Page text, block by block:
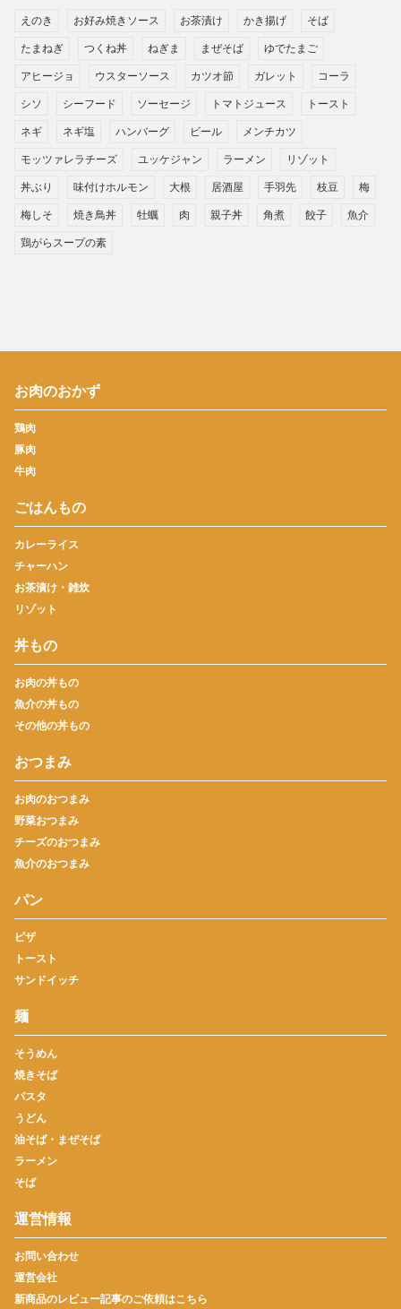
えのき お好み焼きソース お茶漬け かき揚げ そば
たまねぎ つくね丼 ねぎま まぜそば ゆでたまご
アヒージョ ウスターソース カツオ節 ガレット コーラ
シソ シーフード ソーセージ トマトジュース トースト
ネギ ネギ塩 ハンバーグ ビール メンチカツ
モッツァレラチーズ ユッケジャン ラーメン リゾット
丼ぶり 味付けホルモン 大根 居酒屋 手羽先 枝豆 梅
梅しそ 焼き鳥丼 牡蠣 肉 親子丼 角煮 餃子 魚介
鶏がらスープの素
お肉のおかず
鶏肉
豚肉
牛肉
ごはんもの
カレーライス
チャーハン
お茶漬け・雑炊
リゾット
丼もの
お肉の丼もの
魚介の丼もの
その他の丼もの
おつまみ
お肉のおつまみ
野菜おつまみ
チーズのおつまみ
魚介のおつまみ
パン
ピザ
トースト
サンドイッチ
麺
そうめん
焼きそば
パスタ
うどん
油そば・まぜそば
ラーメン
そば
運営情報
お問い合わせ
運営会社
新商品のレビュー記事のご依頼はこちら